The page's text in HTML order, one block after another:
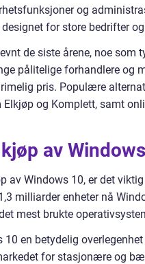
og
for store bedrifter
de siste årene, noe som
pålitelige forhandlere og
pris. Populære
og Komplett, samt
av
av Windows 10, er det
milliarder enheter nå
mest brukte
en betydelig
for stasjonære og